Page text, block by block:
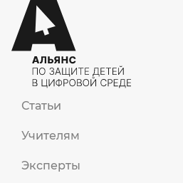
Статьи
Учителям
Эксперты